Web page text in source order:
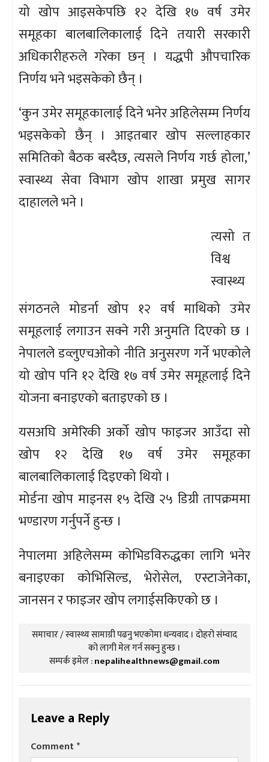
यो खोप आइसकेपछि १२ देखि १७ वर्ष उमेर
समूहका बालबालिकालाई दिने तयारी सरकारी
अधिकारीहरुले गरेका छन् । यद्धपी औपचारिक
निर्णय भने भइसकेको छैन् ।
‘कुन उमेर समूहकालाई दिने भनेर अहिलेसम्म निर्णय
भइसकेको छैन् । आइतबार खोप सल्लाहकार
समितिको बैठक बस्दैछ, त्यसले निर्णय गर्छ होला,’
स्वास्थ्य सेवा विभाग खोप शाखा प्रमुख सागर
दाहालले भने ।
त्यसो त
विश्व
स्वास्थ्य
संगठनले मोडर्ना खोप १२ वर्ष माथिको उमेर
समूहलाई लगाउन सक्ने गरी अनुमति दिएको छ ।
नेपालले डव्लुएचओको नीति अनुसरण गर्ने भएकोले
यो खोप पनि १२ देखि १७ वर्ष उमेर समूहलाई दिने
योजना बनाइएको बताइएको छ ।
यसअघि अमेरिकी अर्को खोप फाइजर आउँदा सो
खोप १२ देखि १७ वर्ष उमेर समूहका
बालबालिकालाई दिइएको थियो ।
मोर्डना खोप माइनस १५ देखि २५ डिग्री तापक्रममा
भण्डारण गर्नुपर्ने हुन्छ ।
नेपालमा अहिलेसम्म कोभिडविरुद्धका लागि भनेर
बनाइएका कोभिसिल्ड, भेरोसेल, एस्टाजेनेका,
जानसन र फाइजर खोप लगाईसकिएको छ ।
समाचार / स्वास्थ्य सामाग्री पढनु भएकोमा धन्यवाद । दोहरो संम्वाद
को लागी मेल गर्न सक्नु हुन्छ ।
सम्पर्क इमेल :nepalihealthnews@gmail.com
Leave a Reply
Comment*